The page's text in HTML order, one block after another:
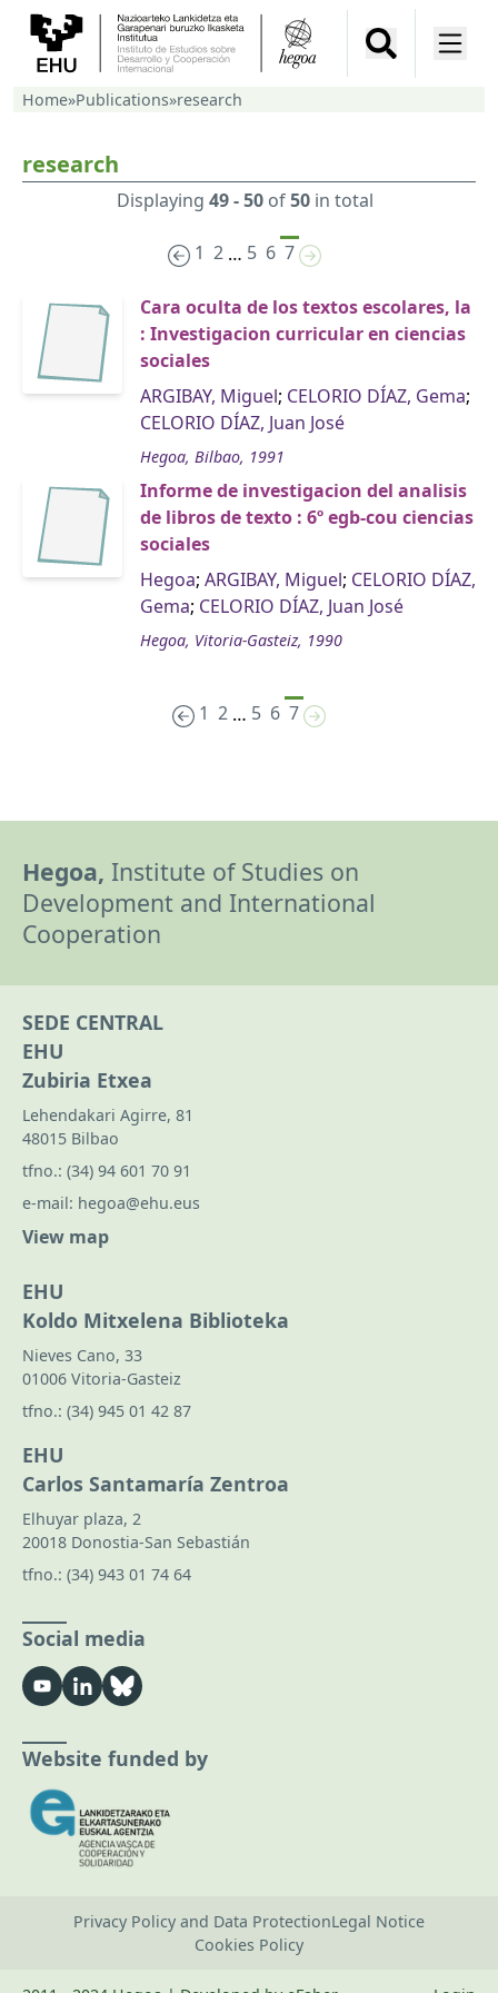
Home»Publications»research
research
Displaying 49 - 50of50in total
1 2 … 5 6 7
Cara oculta de los textos escolares, la
: Investigacion curricular en ciencias
sociales
ARGIBAY, Miguel; CELORIO DÍAZ, Gema;
CELORIO DÍAZ, Juan José
Hegoa, Bilbao, 1991
Informe de investigacion del analisis
de libros de texto : 6º egb-cou ciencias
sociales
Hegoa; ARGIBAY, Miguel; CELORIO DÍAZ,
Gema; CELORIO DÍAZ, Juan José
Hegoa, Vitoria-Gasteiz, 1990
1 2 … 5 6 7
Hegoa, Institute of Studies on
Development and International
Cooperation
SEDE CENTRAL
EHU
Zubiria Etxea
Lehendakari Agirre, 81
48015 Bilbao
tfno.: (34) 94 601 70 91
e-mail: hegoa@ehu.eus
View map
EHU
Koldo Mitxelena Biblioteka
Nieves Cano, 33
01006 Vitoria-Gasteiz
tfno.: (34) 945 01 42 87
EHU
Carlos Santamaría Zentroa
Elhuyar plaza, 2
20018 Donostia-San Sebastián
tfno.: (34) 943 01 74 64
Social media
Website funded by
Privacy Policy and Data ProtectionLegal Notice
Cookies Policy